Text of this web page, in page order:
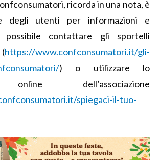
ricorda in una nota, è
degli utenti per informazioni e
possibile contattare gli sportelli
https://www.confconsumatori.it/gli-
) o utilizzare lo
dell’associazione
it/spiegaci-il-tuo-